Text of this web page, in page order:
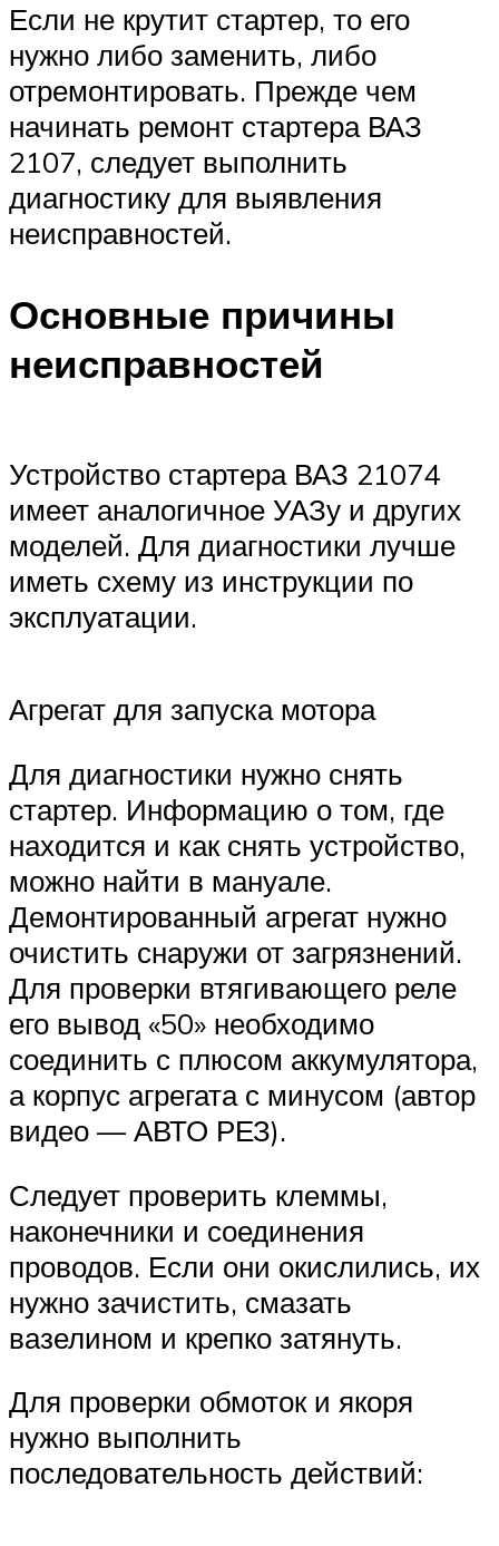
Если не крутит стартер, то его
нужно либо заменить, либо
отремонтировать. Прежде чем
начинать ремонт стартера ВАЗ
2107, следует выполнить
диагностику для выявления
неисправностей.
Основные причины
неисправностей
Устройство стартера ВАЗ 21074
имеет аналогичное УАЗу и других
моделей. Для диагностики лучше
иметь схему из инструкции по
эксплуатации.
Агрегат для запуска мотора
Для диагностики нужно снять
стартер. Информацию о том, где
находится и как снять устройство,
можно найти в мануале.
Демонтированный агрегат нужно
очистить снаружи от загрязнений.
Для проверки втягивающего реле
его вывод «50» необходимо
соединить с плюсом аккумулятора,
а корпус агрегата с минусом (автор
видео — АВТО РЕЗ).
Следует проверить клеммы,
наконечники и соединения
проводов. Если они окислились, их
нужно зачистить, смазать
вазелином и крепко затянуть.
Для проверки обмоток и якоря
нужно выполнить
последовательность действий: